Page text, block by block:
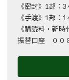
《密封》1部：
《手渡》1部：
《購読料・新時
振替口座 ００